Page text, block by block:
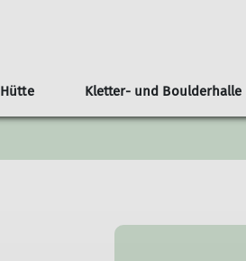
Berichte
Mitgliedschaft kündigenSeminarraum
Unsere Geschichte
Kletter- und Boulderhalle
Baugeschichte Kletterhalle